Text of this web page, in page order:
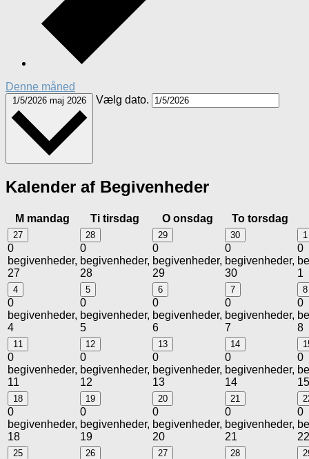
Denne måned
1/5/2026 maj 2026 Vælg dato.
Kalender af Begivenheder
M mandag Ti tirsdag O onsdag To torsdag
27
0
begivenheder,
27
28
0
begivenheder,
28
29
0
begivenheder,
29
30
0
begivenheder,
30
1
0
1
4
0
begivenheder,
4
5
0
begivenheder,
5
6
0
begivenheder,
6
7
0
begivenheder,
7
8
0
8
11
0
begivenheder,
11
12
0
begivenheder,
12
13
0
begivenheder,
13
14
0
begivenheder,
14
0
15
18
0
begivenheder,
18
19
0
begivenheder,
19
20
0
begivenheder,
20
21
0
begivenheder,
21
0
22
25 26 27 28